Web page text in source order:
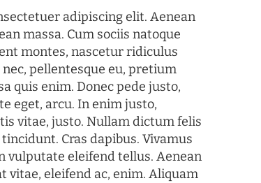
adipiscing elit. Aenean
massa. Cum sociis natoque
montes, nascetur ridiculus
pellentesque eu, pretium
quis enim. Donec pede justo,
eget, arcu. In enim justo,
vitae, justo. Nullam dictum felis
Cras dapibus. Vivamus
vulputate eleifend tellus. Aenean
vitae, eleifend ac, enim. Aliquam